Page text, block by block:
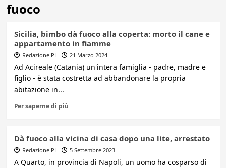
fuoco
Sicilia, bimbo dà fuoco alla coperta: morto il cane e
appartamento in fiamme
Redazione PL 21 Marzo 2024
Ad Acireale (Catania) un'intera famiglia - padre, madre e
figlio - è stata costretta ad abbandonare la propria
abitazione in...
Per saperne di più
Dà fuoco alla vicina di casa dopo una lite, arrestato
Redazione PL 5 Settembre 2023
A Quarto, in provincia di Napoli, un uomo ha cosparso di